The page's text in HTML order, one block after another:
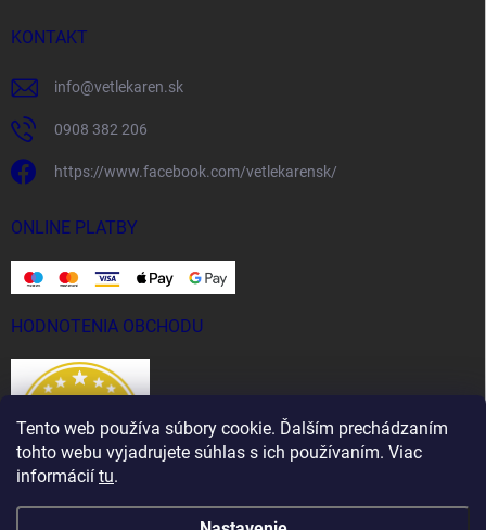
Tento web používa súbory cookie. Ďalším prechádzaním
tohto webu vyjadrujete súhlas s ich používaním. Viac
informácií tu.
KONTAKT
info@vetlekaren.sk
0908 382 206
https://www.facebook.com/vetlekarensk/
ONLINE PLATBY
HODNOTENIA OBCHODU